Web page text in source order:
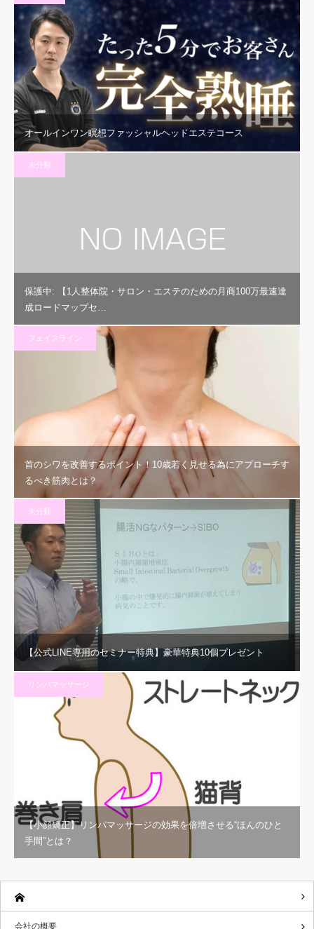
オールインワン瞑想ファッシャルヘッドエステコース
未分類
保護中: 【1人整体院・サロン・エステのための月商100万最速達
成ロードマップセ…
フェイスライン
首のシワを改善するポイント！10歳若く見せる為にアプローチす
るべき筋肉とは？
未分類
【公式LINE専用のセミナー特典】豪華特典10個プレゼント
リンパマッサージ
【小顔矯正】リンパマッサージの効果を倍増させる“ほんのひと
手間”とは？
会社の概要